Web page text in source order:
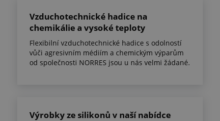
Vzduchotechnické hadice na
chemikálie a vysoké teploty
Flexibilní vzduchotechnické hadice s odolností
vůči agresivním médiím a chemickým výparům
od společnosti NORRES jsou u nás velmi žádané.
Výrobky ze silikonů v naší nabídce